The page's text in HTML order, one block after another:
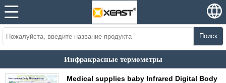
Поиск
Инфракрасные термометры
Medical supplies baby Infrared Digital Body